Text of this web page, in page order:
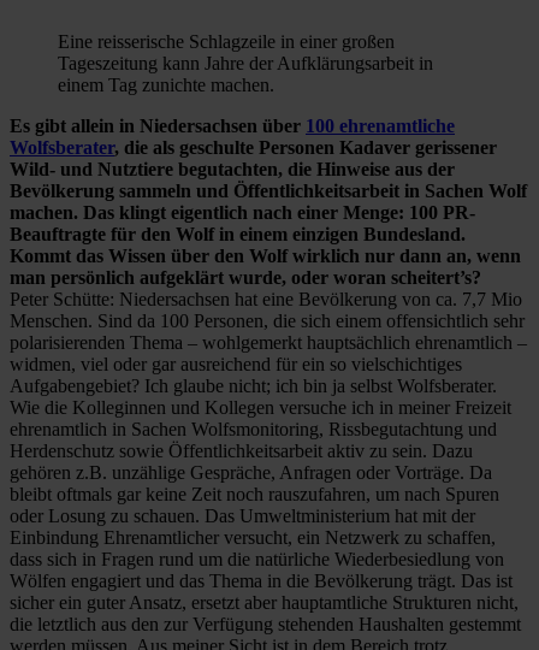
Eine reisserische Schlagzeile in einer großen
Tageszeitung kann Jahre der Aufklärungsarbeit in
einem Tag zunichte machen.
Es gibt allein in Niedersachsen über 100 ehrenamtliche
Wolfsberater, die als geschulte Personen Kadaver gerissener
Wild- und Nutztiere begutachten, die Hinweise aus der
Bevölkerung sammeln und Öffentlichkeitsarbeit in Sachen Wolf
machen. Das klingt eigentlich nach einer Menge: 100 PR-
Beauftragte für den Wolf in einem einzigen Bundesland.
Kommt das Wissen über den Wolf wirklich nur dann an, wenn
man persönlich aufgeklärt wurde, oder woran scheitert’s?
Peter Schütte: Niedersachsen hat eine Bevölkerung von ca. 7,7 Mio
Menschen. Sind da 100 Personen, die sich einem offensichtlich sehr
polarisierenden Thema – wohlgemerkt hauptsächlich ehrenamtlich –
widmen, viel oder gar ausreichend für ein so vielschichtiges
Aufgabengebiet? Ich glaube nicht; ich bin ja selbst Wolfsberater.
Wie die Kolleginnen und Kollegen versuche ich in meiner Freizeit
ehrenamtlich in Sachen Wolfsmonitoring, Rissbegutachtung und
Herdenschutz sowie Öffentlichkeitsarbeit aktiv zu sein. Dazu
gehören z.B. unzählige Gespräche, Anfragen oder Vorträge. Da
bleibt oftmals gar keine Zeit noch rauszufahren, um nach Spuren
oder Losung zu schauen. Das Umweltministerium hat mit der
Einbindung Ehrenamtlicher versucht, ein Netzwerk zu schaffen,
dass sich in Fragen rund um die natürliche Wiederbesiedlung von
Wölfen engagiert und das Thema in die Bevölkerung trägt. Das ist
sicher ein guter Ansatz, ersetzt aber hauptamtliche Strukturen nicht,
die letztlich aus den zur Verfügung stehenden Haushalten gestemmt
werden müssen. Aus meiner Sicht ist in dem Bereich trotz